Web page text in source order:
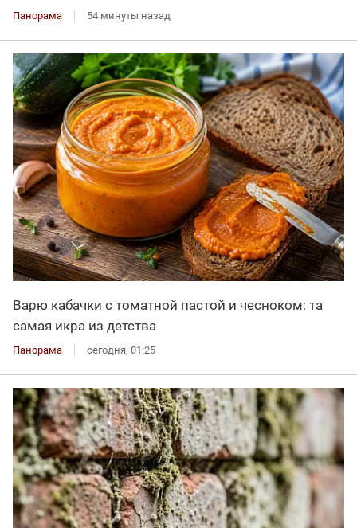
Панорама 54 минуты назад
Варю кабачки с томатной пастой и чесноком: та
самая икра из детства
Панорама сегодня, 01:25